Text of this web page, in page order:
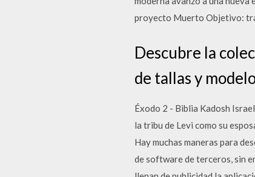
proyecto Muerto Objetivo:
Descubre la
de tallas y
Éxodo 2 - Biblia Kadosh
la tribu de Levi como su
Hay muchas maneras para
de software de terceros, sin